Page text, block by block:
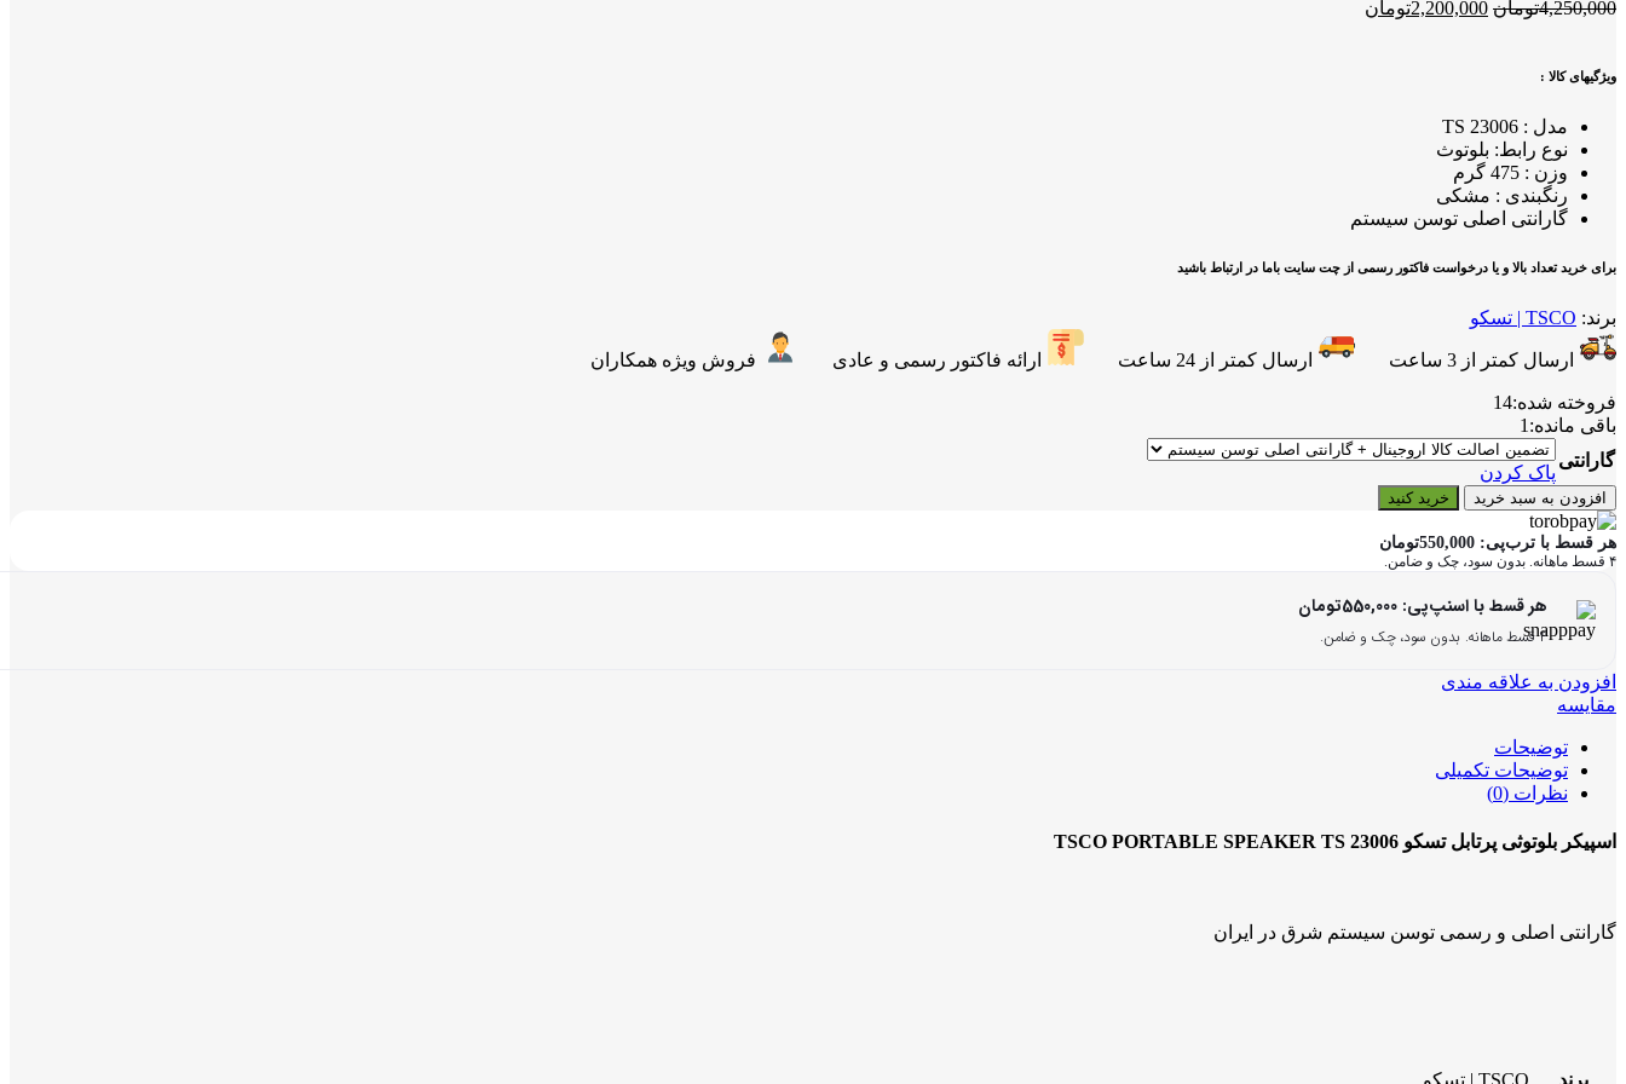
4,250,000تومان قیمت
2,200,000تومان
ویژگیهای کالا :
مدل : TS 23006
نوع رابط: بلوتوث
وزن : 475 گرم
رنگبندی : مشکی
گارانتی اصلی توسن سیستم
برای خرید تعداد بالا و یا درخواست فاکتور رسمی از چت سایت باما در ارتباط باشید
برند: TSCO | تسکو
ارسال کمتر از 3 ساعت ارسال کمتر از 24 ساعت ارائه فاکتور رسمی و عادی فروش ویژه همکاران
فروخته شده:14
باقی مانده: 1
گارانتی
پاک کردن
اسپیکر
بلوتوثی
پرتابل
تسکو
PORTABLE
SPEAKER
23006
عدد
افزودن به سبد خرید خرید کنید
هر قسط با ترب‌پی: 550,000تومان
۴ قسط ماهانه. بدون سود، چک و ضامن.
هر قسط با اسنپ‌پی: 550,000تومان
۴ قسط ماهانه. بدون سود، چک و ضامن.
افزودن به علاقه مندی
مقایسه
توضیحات
توضیحات تکمیلی
نظرات (0)
اسپیکر بلوتوثی پرتابل تسکو TSCO PORTABLE SPEAKER TS 23006
گارانتی اصلی و رسمی توسن سیستم شرق در ایران
برند TSCO | تسکو